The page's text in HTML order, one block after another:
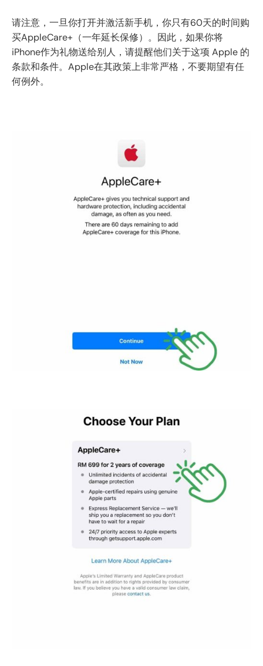
请注意，一旦你打开并激活新手机，你只有60天的时间购
买AppleCare+（一年延长保修）。因此，如果你将
iPhone作为礼物送给别人，请提醒他们关于这项 Apple 的
条款和条件。Apple在其政策上非常严格，不要期望有任
何例外。